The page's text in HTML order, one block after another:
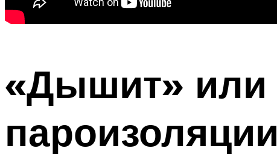
«Дышит»
пароизоляции